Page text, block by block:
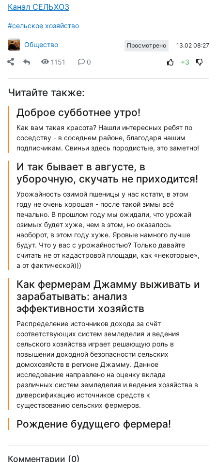
Канал СЕЛЬХОЗ
#сельское хозяйство
Общество Просмотрено 13.02 08:27
1151 0 +3
Читайте также:
Доброе субботнее утро!
Как вам такая красота? Нашли интересных ребят по
соседству - в соседнем районе, благодаря нашим
подписчикам. Свиньи здесь породистые, это заметно!
И так бывает в августе, в
уборочную, скучать не приходится!
Урожайность озимой пшеницы у нас кстати, в этом
году не очень хорошая - после такой зимы всё
печально. В прошлом году мы ожидали, что урожай
озимых будет хуже, чем в этом, но оказалось
наоборот, в этом году хуже. Яровые намного лучше
будут. Что у вас с урожайностью? Только давайте
считать не от кадастровой площади, как «некоторые»,
а от фактической)))
Как фермерам Джамму выживать и
зарабатывать: анализ
эффективности хозяйств
Распределение источников дохода за счёт
соответствующих систем земледелия и ведения
сельского хозяйства играет решающую роль в
повышении доходной безопасности сельских
домохозяйств в регионе Джамму. Данное
исследование направлено на оценку вклада
различных систем земледелия и ведения хозяйства в
диверсификацию источников средств к
существованию сельских фермеров.
Рождение будущего фермера!
Комментарии (0)